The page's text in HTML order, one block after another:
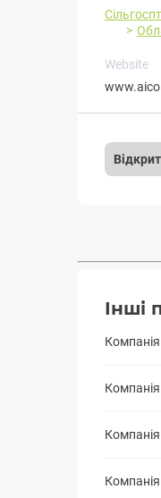
Website
Інші
Компанія